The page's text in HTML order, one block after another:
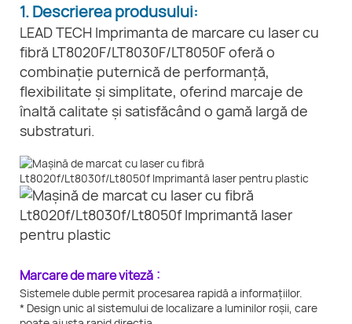
1. Descrierea produsului:
LEAD TECH Imprimanta de marcare cu laser cu
fibră LT8020F/LT8030F/LT8050F oferă o
combinație puternică de performanță,
flexibilitate și simplitate, oferind marcaje de
înaltă calitate și satisfăcând o gamă largă de
substraturi.
Marcare de mare viteză :
Sistemele duble permit procesarea rapidă a informațiilor.
* Design unic al sistemului de localizare a luminilor roșii, care